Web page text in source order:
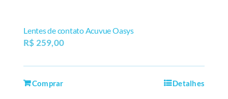
Lentes de contato Acuvue Oasys
R$259,00
Comprar Detalhes